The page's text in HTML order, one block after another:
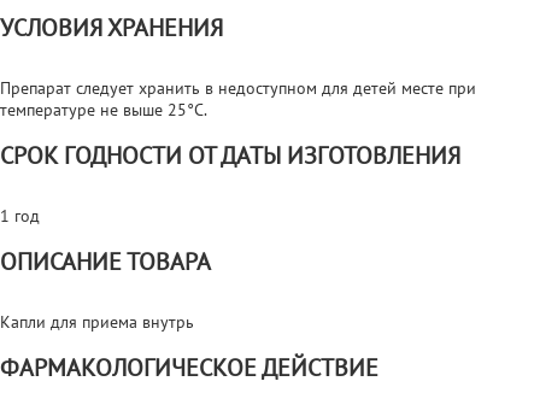
УСЛОВИЯ ХРАНЕНИЯ
Препарат следует хранить в недоступном для детей месте при
температуре не выше 25°С.
СРОК ГОДНОСТИ ОТ ДАТЫ ИЗГОТОВЛЕНИЯ
1 год
ОПИСАНИЕ ТОВАРА
Капли для приема внутрь
ФАРМАКОЛОГИЧЕСКОЕ ДЕЙСТВИЕ